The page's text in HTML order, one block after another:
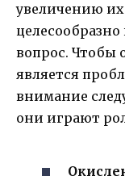
увеличению их
вопрос. Чтобы
является
внимание
они играют